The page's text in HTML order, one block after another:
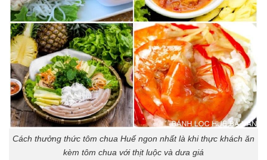
Cách thưởng thức tôm chua Huế ngon nhất là khi thực khách ăn
kèm tôm chua với thịt luộc và dưa giá